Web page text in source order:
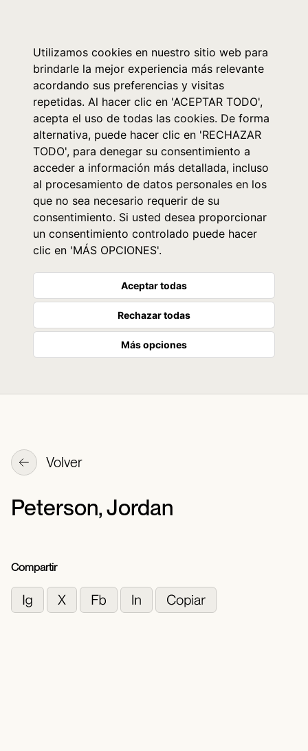
Utilizamos cookies en nuestro sitio web para
brindarle la mejor experiencia más relevante
acordando sus preferencias y visitas
repetidas. Al hacer clic en 'ACEPTAR TODO',
acepta el uso de todas las cookies. De forma
alternativa, puede hacer clic en 'RECHAZAR
TODO', para denegar su consentimiento a
acceder a información más detallada, incluso
al procesamiento de datos personales en los
que no sea necesario requerir de su
consentimiento. Si usted desea proporcionar
un consentimiento controlado puede hacer
clic en 'MÁS OPCIONES'.
Aceptar todas
Rechazar todas
Más opciones
Volver
Peterson, Jordan
Compartir